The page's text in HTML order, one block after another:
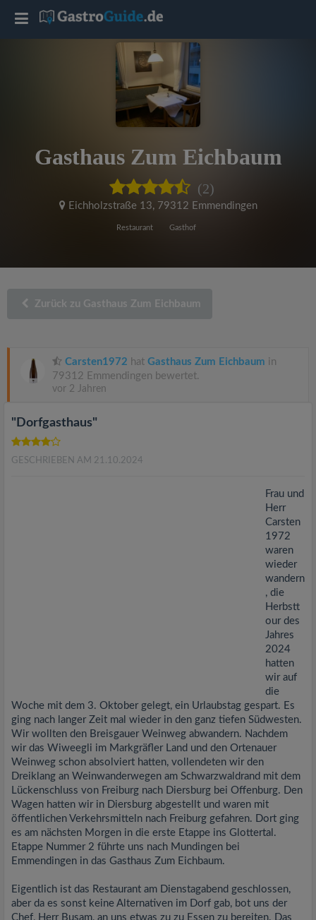
Gasthaus Zum Eichbaum
(2)
Eichholzstraße 13, 79312 Emmendingen
Restaurant Gasthof
Zurück zu Gasthaus Zum Eichbaum
Carsten1972 hat Gasthaus Zum Eichbaum in
79312 Emmendingen bewertet.
vor 2 Jahren
"Dorfgasthaus"
GESCHRIEBEN AM 21.10.2024
Frau und
Herr
Carsten
1972
waren
wieder
wandern
, die
Herbstt
our des
Jahres
2024
hatten
wir auf
die
Woche mit dem 3. Oktober gelegt, ein Urlaubstag gespart. Es
ging nach langer Zeit mal wieder in den ganz tiefen Südwesten.
Wir wollten den Breisgauer Weinweg abwandern. Nachdem
wir das Wiweegli im Markgräfler Land und den Ortenauer
Weinweg schon absolviert hatten, vollendeten wir den
Dreiklang an Weinwanderwegen am Schwarzwaldrand mit dem
Lückenschluss von Freiburg nach Diersburg bei Offenburg. Den
Wagen hatten wir in Diersburg abgestellt und waren mit
öffentlichen Verkehrsmitteln nach Freiburg gefahren. Dort ging
es am nächsten Morgen in die erste Etappe ins Glottertal.
Etappe Nummer 2 führte uns nach Mundingen bei
Emmendingen in das Gasthaus Zum Eichbaum.
Eigentlich ist das Restaurant am Dienstagabend geschlossen,
aber da es sonst keine Alternativen im Dorf gab, bot uns der
Chef, Herr Busam, an uns etwas zu zu Essen zu bereiten. Das
T
a
t